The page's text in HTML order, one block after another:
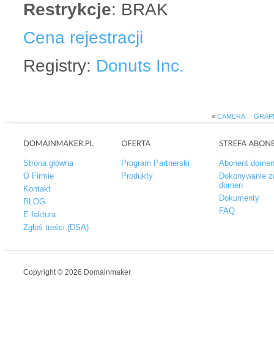
Restrykcje: BRAK
Cena rejestracji
Registry: Donuts Inc.
« CAMERA
Strona główna
O Firmie
Kontakt
BLOG
E-faktura
Zgłoś treści (DSA)
Program Partnerski
Produkty
Abonent
Dokonywanie
domen
Dokumenty
FAQ
Copyright © 2026 Domainmaker